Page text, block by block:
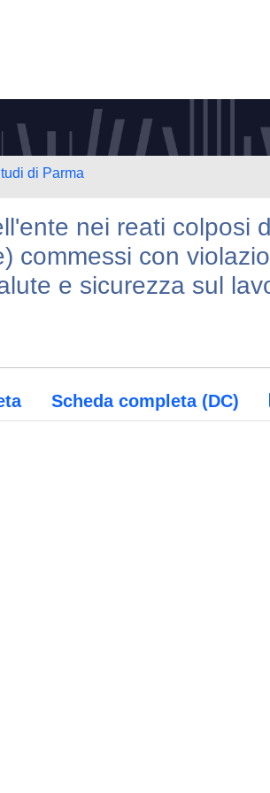
di Parma
nei reati colposi
commessi con
e sicurezza sul
Scheda completa (DC)